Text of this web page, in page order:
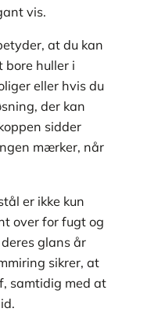
vis.
at du kan
bore huller i
eller hvis du
der kan
sidder
mærker, når
er ikke kun
over for fugt og
glans år
sikrer, at
samtidig med at